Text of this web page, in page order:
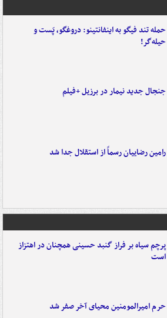
حمله تند فیگو به اینفانتینو: دروغگو، پَست‌ و
حیله‌گر!
جنجال جدید نیمار در برزیل +فیلم
رامین رضاییان رسماً از استقلال جدا شد
پرچم سیاه بر فراز گنبد حسینی همچنان در اهتزاز
است
حرم امیرالمومنین محیای آخر صفر شد